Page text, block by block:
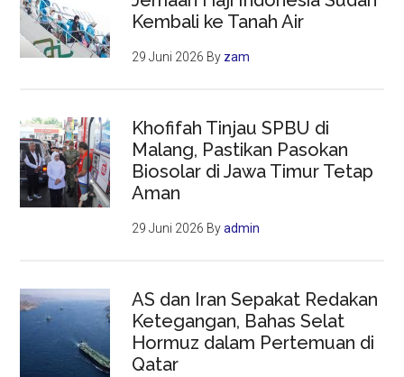
Kembali ke Tanah Air
29 Juni 2026 By zam
Khofifah Tinjau SPBU di
Malang, Pastikan Pasokan
Biosolar di Jawa Timur Tetap
Aman
29 Juni 2026 Byadmin
AS dan Iran Sepakat Redakan
Ketegangan, Bahas Selat
Hormuz dalam Pertemuan di
Qatar